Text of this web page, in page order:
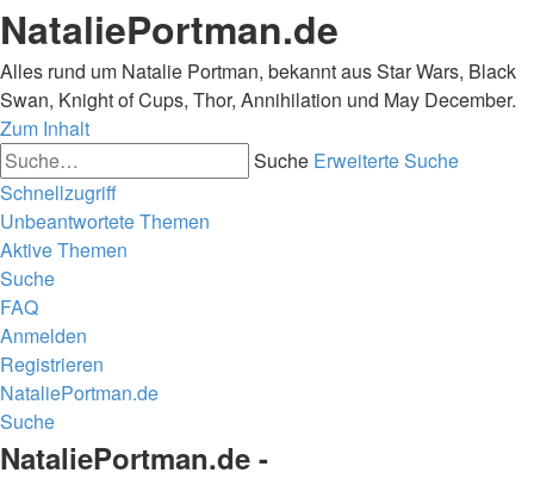
NataliePortman.de
Alles rund um Natalie Portman, bekannt aus Star Wars, Black
Swan, Knight of Cups, Thor, Annihilation und May December.
Zum Inhalt
Suche Erweiterte Suche
Schnellzugriff
Unbeantwortete Themen
Aktive Themen
Suche
FAQ
Anmelden
Registrieren
NataliePortman.de
Suche
NataliePortman.de -